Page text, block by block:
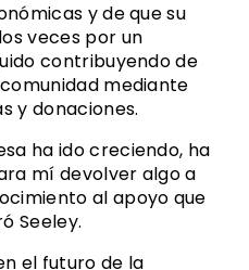
y de que su
veces por un
contribuyendo de
mediante
y donaciones.
ha ido creciendo, ha
mí devolver algo a
al apoyo que
Seeley.
el futuro de la